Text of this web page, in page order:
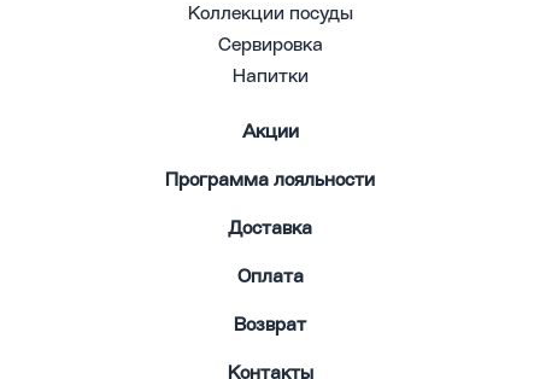
Коллекции посуды
Сервировка
Напитки
Акции
Программа лояльности
Доставка
Оплата
Возврат
Контакты